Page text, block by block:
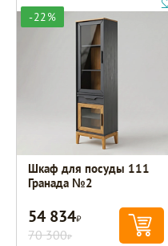
-22%
Шкаф для посуды 111
Гранада №2
54 834Р
70 300Р